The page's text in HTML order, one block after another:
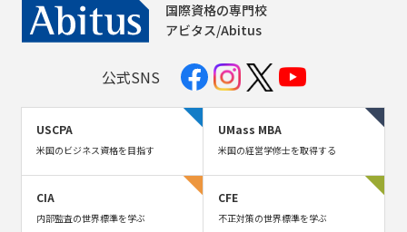
国際資格の専門校
アビタス/Abitus
公式SNS
USCPA
米国のビジネス資格を目指す
UMass MBA
米国の経営学修士を取得する
CIA
内部監査の世界標準を学ぶ
CFE
不正対策の世界標準を学ぶ